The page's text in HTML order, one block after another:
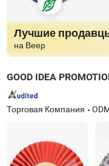
Лучшие
на Веер
GOOD IDEA
Торговая Компания